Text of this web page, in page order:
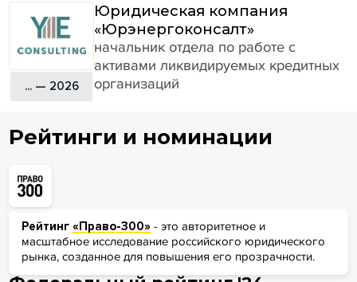
... — 2026
Юридическая компания
«Юрэнергоконсалт»
начальник отдела по работе с
активами ликвидируемых кредитных
организаций
Рейтинги и номинации
Рейтинг «Право-300»- это авторитетное и
масштабное исследование российского юридического
рынка, созданное для повышения его прозрачности.